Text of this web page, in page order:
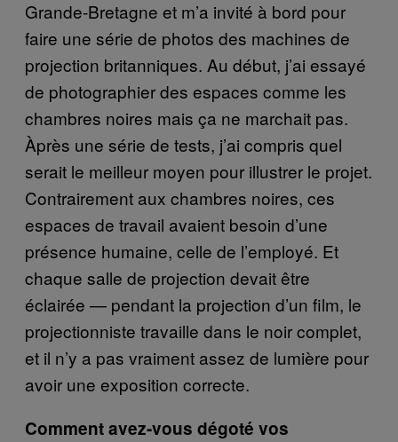
Grande-Bretagne et m’a invité à bord pour
faire une série de photos des machines de
projection britanniques. Au début, j’ai essayé
de photographier des espaces comme les
chambres noires mais ça ne marchait pas.
Àprès une série de tests, j’ai compris quel
serait le meilleur moyen pour illustrer le projet.
Contrairement aux chambres noires, ces
espaces de travail avaient besoin d’une
présence humaine, celle de l’employé. Et
chaque salle de projection devait être
éclairée — pendant la projection d’un film, le
projectionniste travaille dans le noir complet,
et il n’y a pas vraiment assez de lumière pour
avoir une exposition correcte.
Comment avez-vous dégoté vos